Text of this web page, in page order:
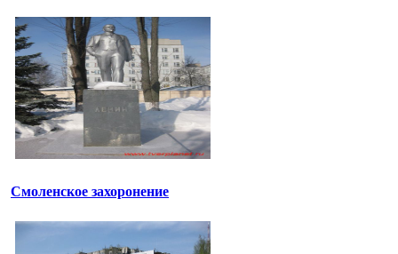
Смоленское захоронение